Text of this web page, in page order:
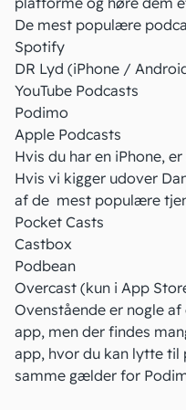
De mest populære
Spotify
DR Lyd (iPhone /
YouTube Podcasts
Podimo
Apple Podcasts
Hvis du har en iPhone,
Hvis vi kigger udover
af de mest populære
Pocket Casts
Castbox
Podbean
Overcast (kun i App
Ovenstående er nogle
app, men der findes
app, hvor du kan lytte til
samme gælder for